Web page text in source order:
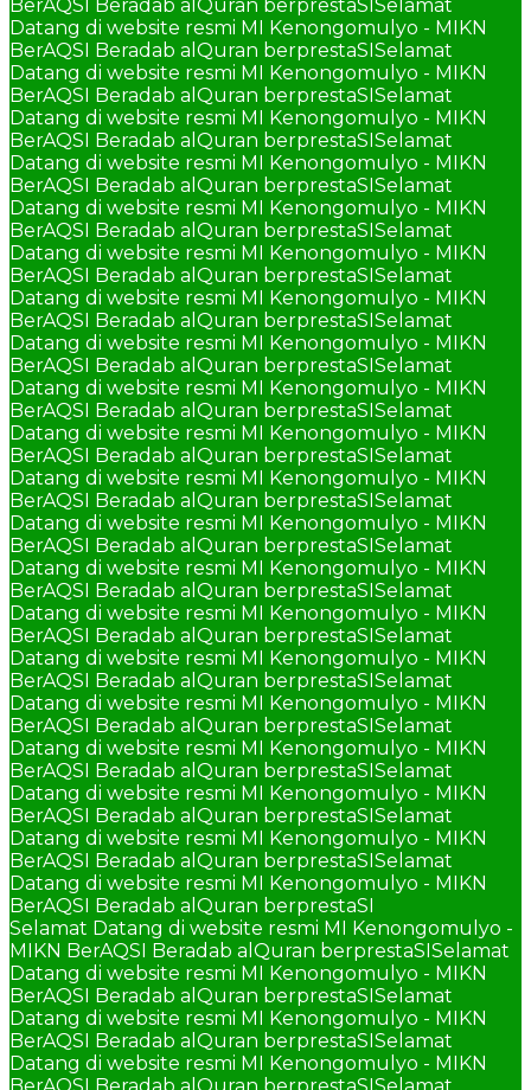
BerAQSI Beradab alQuran berprestaSISelamat
Datang di website resmi MI Kenongomulyo - MIKN
BerAQSI Beradab alQuran berprestaSISelamat
Datang di website resmi MI Kenongomulyo - MIKN
BerAQSI Beradab alQuran berprestaSISelamat
Datang di website resmi MI Kenongomulyo - MIKN
BerAQSI Beradab alQuran berprestaSISelamat
Datang di website resmi MI Kenongomulyo - MIKN
BerAQSI Beradab alQuran berprestaSISelamat
Datang di website resmi MI Kenongomulyo - MIKN
BerAQSI Beradab alQuran berprestaSISelamat
Datang di website resmi MI Kenongomulyo - MIKN
BerAQSI Beradab alQuran berprestaSISelamat
Datang di website resmi MI Kenongomulyo - MIKN
BerAQSI Beradab alQuran berprestaSISelamat
Datang di website resmi MI Kenongomulyo - MIKN
BerAQSI Beradab alQuran berprestaSISelamat
Datang di website resmi MI Kenongomulyo - MIKN
BerAQSI Beradab alQuran berprestaSISelamat
Datang di website resmi MI Kenongomulyo - MIKN
BerAQSI Beradab alQuran berprestaSISelamat
Datang di website resmi MI Kenongomulyo - MIKN
BerAQSI Beradab alQuran berprestaSISelamat
Datang di website resmi MI Kenongomulyo - MIKN
BerAQSI Beradab alQuran berprestaSISelamat
Datang di website resmi MI Kenongomulyo - MIKN
BerAQSI Beradab alQuran berprestaSISelamat
Datang di website resmi MI Kenongomulyo - MIKN
BerAQSI Beradab alQuran berprestaSISelamat
Datang di website resmi MI Kenongomulyo - MIKN
BerAQSI Beradab alQuran berprestaSISelamat
Datang di website resmi MI Kenongomulyo - MIKN
BerAQSI Beradab alQuran berprestaSISelamat
Datang di website resmi MI Kenongomulyo - MIKN
BerAQSI Beradab alQuran berprestaSISelamat
Datang di website resmi MI Kenongomulyo - MIKN
BerAQSI Beradab alQuran berprestaSISelamat
Datang di website resmi MI Kenongomulyo - MIKN
BerAQSI Beradab alQuran berprestaSISelamat
Datang di website resmi MI Kenongomulyo - MIKN
BerAQSI Beradab alQuran berprestaSI
Selamat Datang di website resmi MI Kenongomulyo -
MIKN BerAQSI Beradab alQuran berprestaSISelamat
Datang di website resmi MI Kenongomulyo - MIKN
BerAQSI Beradab alQuran berprestaSISelamat
Datang di website resmi MI Kenongomulyo - MIKN
BerAQSI Beradab alQuran berprestaSISelamat
Datang di website resmi MI Kenongomulyo - MIKN